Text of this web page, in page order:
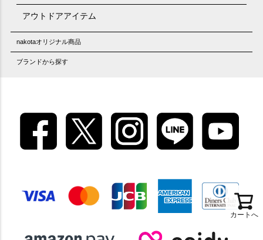
カートへ
アウトドアアイテム
nakotaオリジナル商品
ブランドから探す